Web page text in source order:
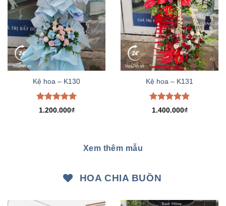
Kệ hoa – K130
Được xếp
1.200.000₫
Kệ hoa – K131
Được xếp
1.400.000₫
Xem thêm mẫu
HOA CHIA BUỒN